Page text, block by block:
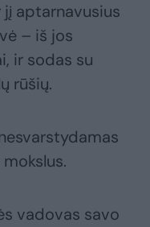
aptarnavusius
– iš jos
ir sodas su
rūšių.
vadovas savo